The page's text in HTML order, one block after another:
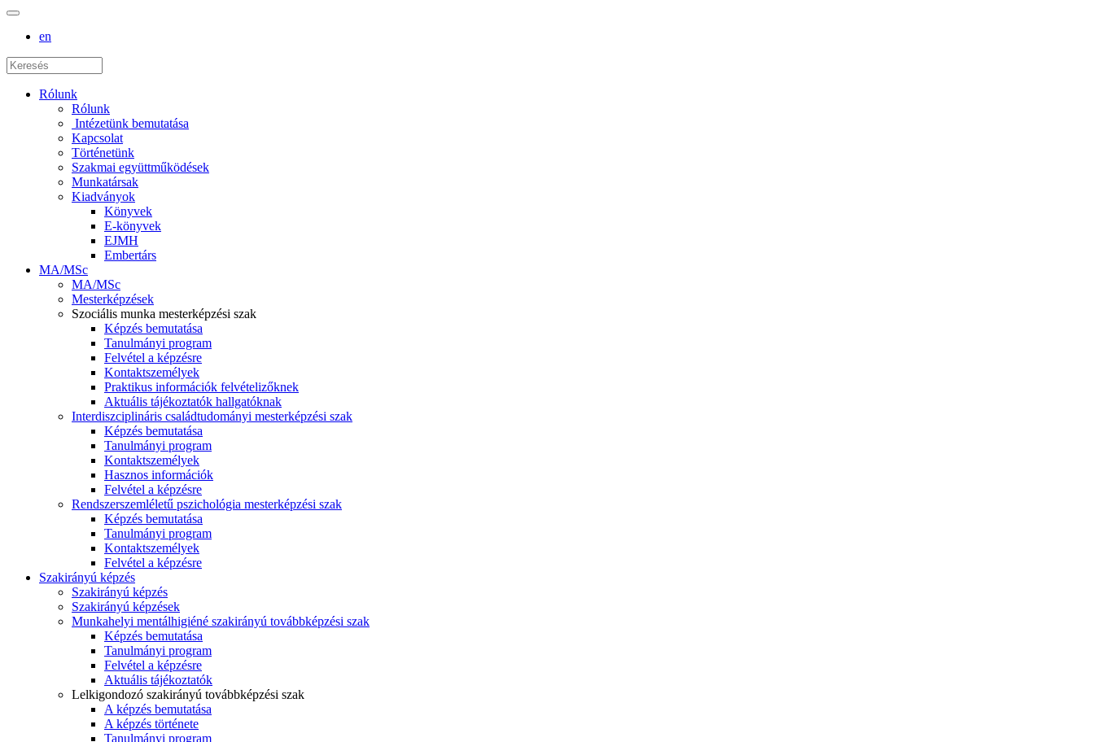
en
Rólunk
Rólunk
Intézetünk bemutatása
Kapcsolat
Történetünk
Szakmai együttműködések
Munkatársak
Kiadványok
Könyvek
E-könyvek
EJMH
Embertárs
MA/MSc
MA/MSc
Mesterképzések
Szociális munka mesterképzési szak
Képzés bemutatása
Tanulmányi program
Felvétel a képzésre
Kontaktszemélyek
Praktikus információk felvételizőknek
Aktuális tájékoztatók hallgatóknak
Interdiszciplináris családtudományi mesterképzési szak
Képzés bemutatása
Tanulmányi program
Kontaktszemélyek
Hasznos információk
Felvétel a képzésre
Rendszerszemléletű pszichológia mesterképzési szak
Képzés bemutatása
Tanulmányi program
Kontaktszemélyek
Felvétel a képzésre
Szakirányú képzés
Szakirányú képzés
Szakirányú képzések
Munkahelyi mentálhigiéné szakirányú továbbképzési szak
Képzés bemutatása
Tanulmányi program
Felvétel a képzésre
Aktuális tájékoztatók
Lelkigondozó szakirányú továbbképzési szak
A képzés bemutatása
A képzés története
Tanulmányi program